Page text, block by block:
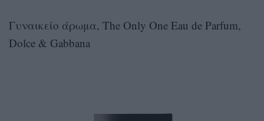
Γυναικείο άρωμα, The Only One Eau de Parfum,
Dolce & Gabbana